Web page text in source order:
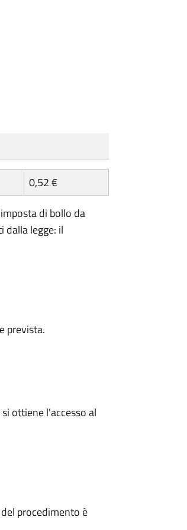
0,52 €
di bollo da
dalla legge: il
prevista.
ottiene l'accesso al
procedimento è